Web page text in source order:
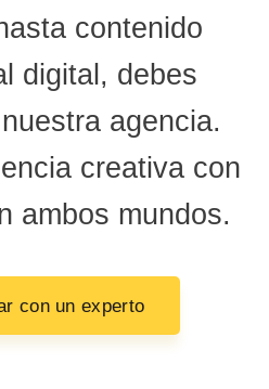
contenido
digital, debes
agencia.
creativa con
ambos mundos.
con un experto